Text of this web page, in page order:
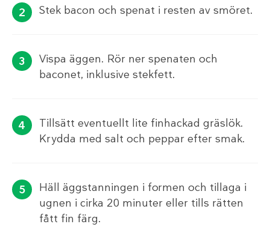
Stek bacon och spenat i resten av smöret.
Vispa äggen. Rör ner spenaten och
baconet, inklusive stekfett.
Tillsätt eventuellt lite finhackad gräslök.
Krydda med salt och peppar efter smak.
Häll äggstanningen i formen och tillaga i
ugnen i cirka 20 minuter eller tills rätten
fått fin färg.